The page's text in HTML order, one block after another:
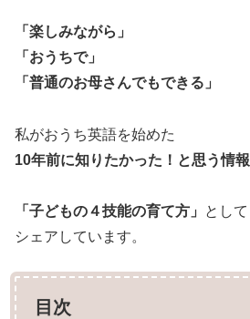
「楽しみながら」
「おうちで」
「普通のお母さんでもできる」
私がおうち英語を始めた
10年前に知りたかった！と思う情報
「子どもの４技能の育て方」
として
シェアしています。
目次